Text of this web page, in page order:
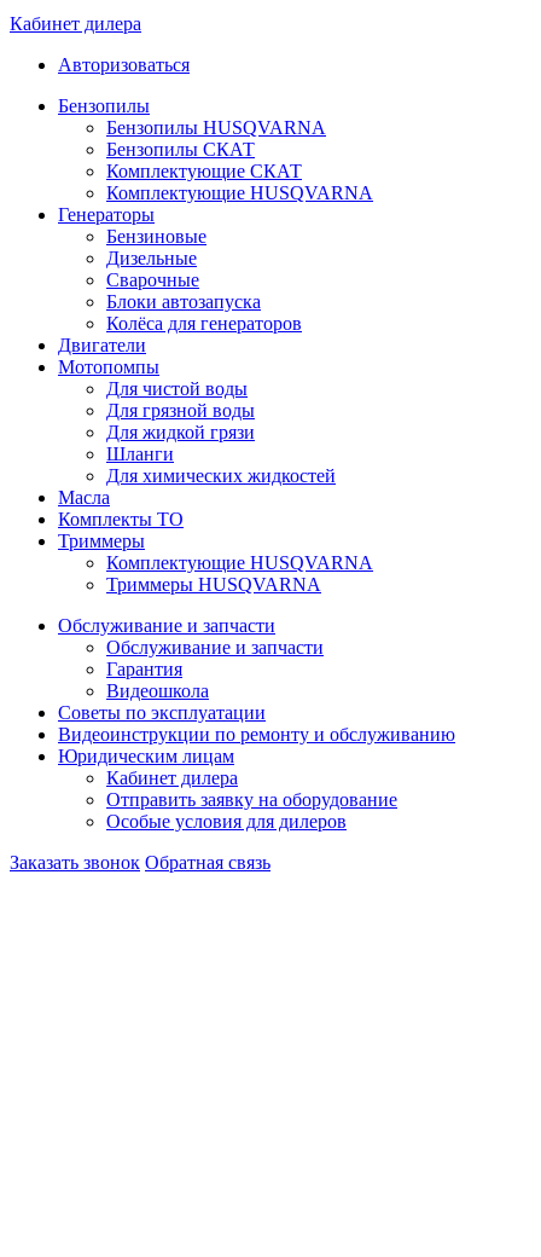
Кабинет дилера
Авторизоваться
Бензопилы
Бензопилы HUSQVARNA
Бензопилы СКАТ
Комплектующие СКАТ
Комплектующие HUSQVARNA
Генераторы
Бензиновые
Дизельные
Сварочные
Блоки автозапуска
Колёса для генераторов
Двигатели
Мотопомпы
Для чистой воды
Для грязной воды
Для жидкой грязи
Шланги
Для химических жидкостей
Масла
Комплекты ТО
Триммеры
Комплектующие HUSQVARNA
Триммеры HUSQVARNA
Обслуживание и запчасти
Обслуживание и запчасти
Гарантия
Видеошкола
Советы по эксплуатации
Видеоинструкции по ремонту и обслуживанию
Юридическим лицам
Кабинет дилера
Отправить заявку на оборудование
Особые условия для дилеров
Заказать звонок Обратная связь